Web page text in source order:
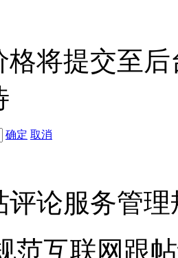
格将提交至
确定 取消
评论服务管理
范互联网跟